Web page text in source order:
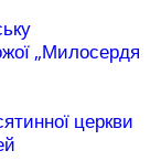
„Милосердя
церкви